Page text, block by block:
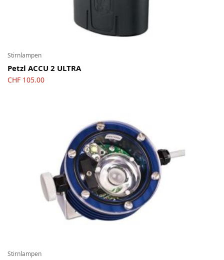
Stirnlampen
Petzl ACCU 2 ULTRA
CHF 105.00
Stirnlampen